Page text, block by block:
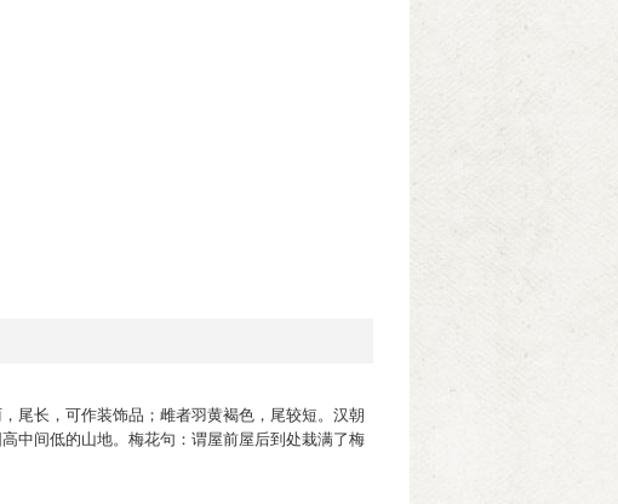
尾长，可作装饰品；雌者羽黄褐色，尾较短。汉朝
中间低的山地。梅花句：谓屋前屋后到处栽满了梅